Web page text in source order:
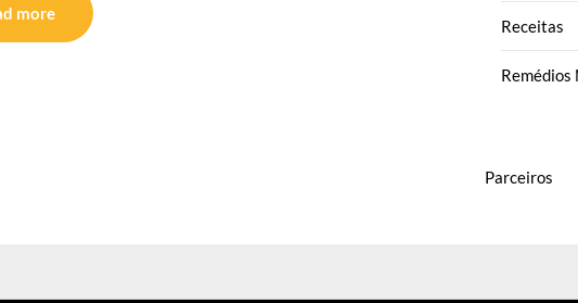
more
Receitas
Remédios
Parceiros